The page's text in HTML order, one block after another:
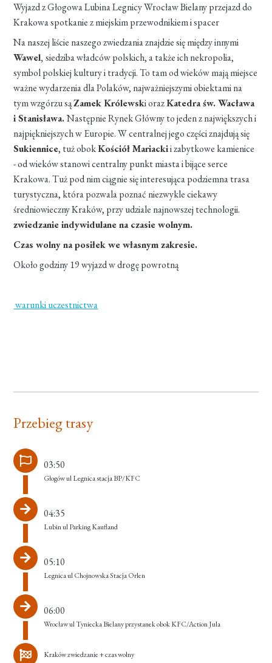
Wyjazd z Głogowa Lubina Legnicy Wrocław Bielany przejazd do
Krakowa spotkanie z miejskim przewodnikiem i spacer
Na naszej liście naszego zwiedzania znajdzie się między innymi
Wawel,siedziba władców polskich, a także ich nekropolia,
symbol polskiej kultury i tradycji. To tam od wieków mają miejsce
ważne wydarzenia dla Polaków, najważniejszymi obiektami na
tym wzgórzu sąZamek Królewski orazKatedra św. Wacława
i Stanisława.Następnie Rynek Główny to jeden z największych i
najpiękniejszych w Europie. W centralnej jego części znajdują się
Sukiennice, tuż obokKościół Mariackii zabytkowe kamienice
- od wieków stanowi centralny punkt miasta i bijące serce
Krakowa. Tuż pod nim ciągnie się interesująca podziemna trasa
turystyczna, która pozwala poznać niezwykle ciekawy
średniowieczny Kraków, przy udziale najnowszej technologii.
zwiedzanie indywidulane na czasie wolnym.
Czas wolny na posiłek we własnym zakresie.
Około godziny 19 wyjazd w drogę powrotną
warunki uczestnictwa
Przebieg trasy
03:50
Głogów ul Legnica stacja BP/KFC
04:35
Lubin ul Parking Kaufland
05:10
Legnica ul Chojnowska Stacja Orlen
06:00
Wrocław ul Tyniecka Bielany przystanek obok KFC/Action Jula
Kraków zwiedzanie + czas wolny